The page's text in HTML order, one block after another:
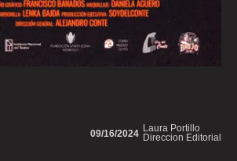
Laura Portillo
Direccion Editorial
09/16/2024